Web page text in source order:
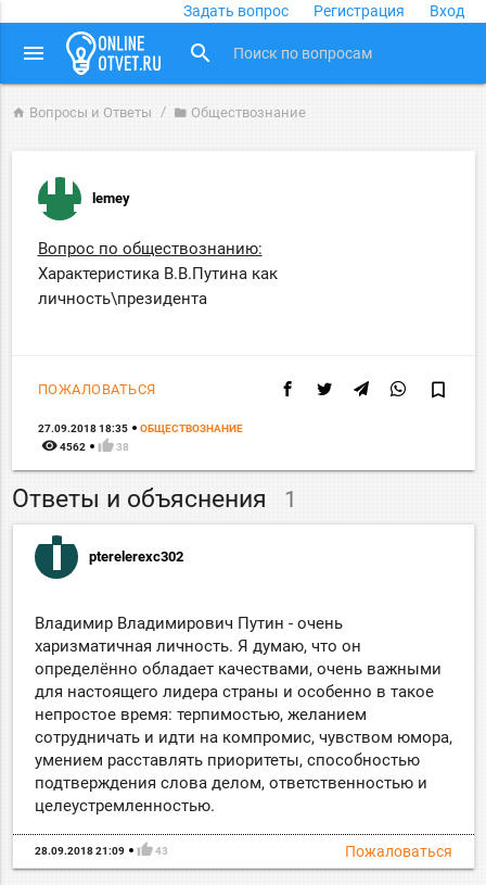
Задать вопрос Регистрация Вход
menu search
home Вопросы и Ответы folder Обществознание
lemey
Вопрос по обществознанию:
Характеристика В.В.Путина как
личность\президента
ПОЖАЛОВАТЬСЯ bookmark_border
27.09.2018 18:35 ОБЩЕСТВОЗНАНИЕ
remove_red_eye 4562 thumb_up 38
Ответы и объяснения 1
pterelerexc302
Владимир Владимирович Путин - очень
харизматичная личность. Я думаю, что он
определённо обладает качествами, очень важными
для настоящего лидера страны и особенно в такое
непростое время: терпимостью, желанием
сотрудничать и идти на компромис, чувством юмора,
умением расставлять приоритеты, способностью
подтверждения слова делом, ответственностью и
целеустремленностью.
Пожаловаться
28.09.2018 21:09 thumb_up 43